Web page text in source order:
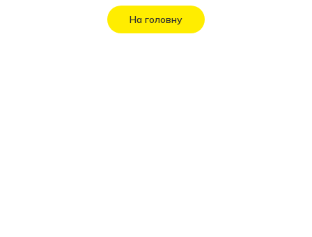
На головну